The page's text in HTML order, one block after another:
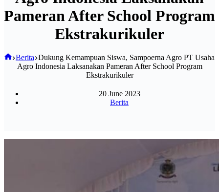
Pameran After School Program
Ekstrakurikuler
Home
Berita Dukung Kemampuan Siswa, Sampoerna Agro PT Usaha
Agro Indonesia Laksanakan Pameran After School Program
Ekstrakurikuler
20 June 2023
Berita